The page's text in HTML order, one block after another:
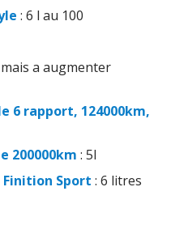
: 6 l au 100
a augmenter
6 rapport, 124000km,
200000km : 5l
Finition Sport : 6 litres